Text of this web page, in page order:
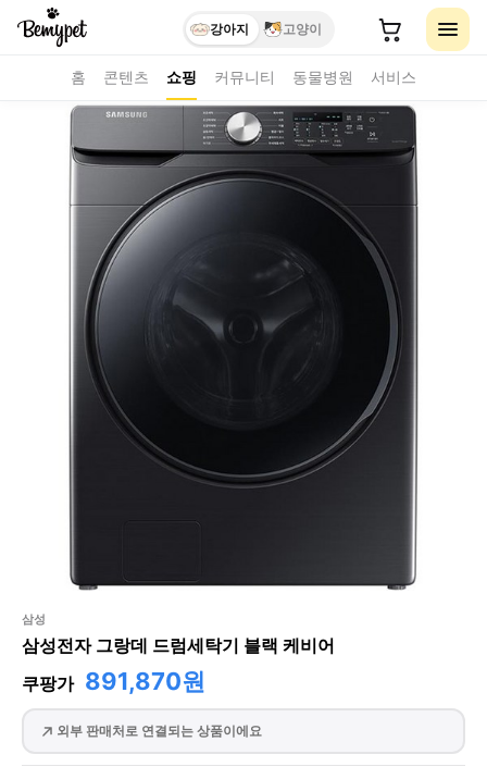
강아지 고양이
홈 콘텐츠 쇼핑 커뮤니티 동물병원 서비스
삼성
삼성전자 그랑데 드럼세탁기 블랙 케비어
쿠팡가 891,870원
외부 판매처로 연결되는 상품이에요